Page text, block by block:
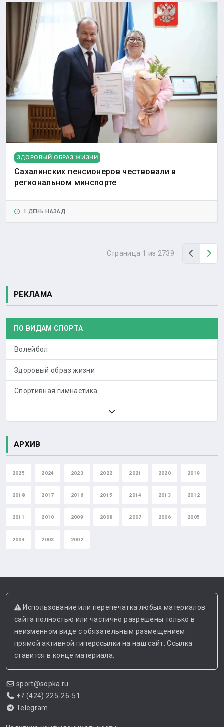
ЗДОРОВЫЙ ОБРАЗ ЖИЗНИ
Сахалинских пенсионеров чествовали в
региональном минспорте
1 ДЕНЬ НАЗАД
Страница 1 из 2739 Назад
РЕКЛАМА
ПО ВИДАМ СПОРТА
Волейбол
Здоровый образ жизни
Спортивная гимнастика
АРХИВ
2025 2024 2023 2022 2021 2020 2019
2018 2017 2016 2015 2014 2013 2012
2011 2010 2009 2008 2007 2006 2005
2004 2003 2002
Использование или перепечатка любых материалов
сайта полностью или частично разрешены только в
неизменном виде с обязательным размещением
прямой активной гиперссылки на наш сайт. Ссылка
ставится в конце материала.
sport@sopka.ru
+7 (424) 225-26-51
Telegram